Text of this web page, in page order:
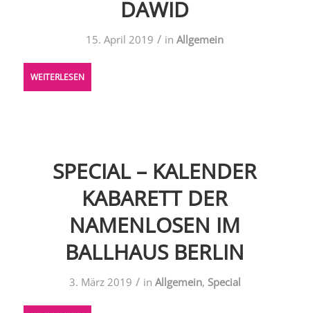
DAWID
15. April 2019 / inAllgemein
WEITERLESEN
SPECIAL – KALENDER
KABARETT DER
NAMENLOSEN IM
BALLHAUS BERLIN
3. März 2019 / in Allgemein, Special